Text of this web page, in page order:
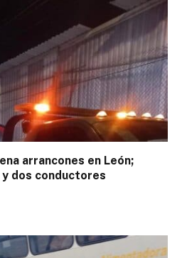
arrancones en León;
y dos conductores